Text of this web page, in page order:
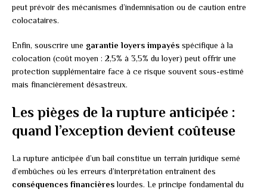
peut prévoir des mécanismes d’indemnisation ou de caution entre
colocataires.
Enfin, souscrire une garantie loyers impayés spécifique à la
colocation (coût moyen : 2,5% à 3,5% du loyer) peut offrir une
protection supplémentaire face à ce risque souvent sous-estimé
mais financièrement désastreux.
Les pièges de la rupture anticipée :
quand l’exception devient coûteuse
La rupture anticipée d’un bail constitue un terrain juridique semé
d’embûches où les erreurs d’interprétation entraînent des
conséquences financièreslourdes. Le principe fondamental du